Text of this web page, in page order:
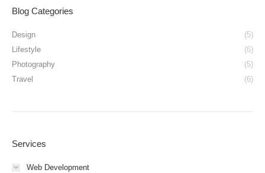
Blog Categories
Design
(5)
Lifestyle
(6)
Photography
(5)
Travel
(6)
Services
Web Development